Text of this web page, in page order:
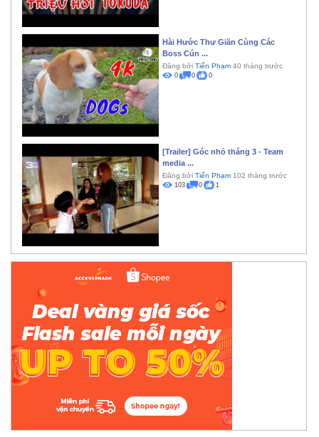
Hài Hước Thư Giãn Cùng Các
Boss Cún ...
Đăng bởi Tiến Phạm 40 tháng trước
0 0 0
[Trailer] Góc nhỏ tháng 3 - Team
media ...
Đăng bởi Tiến Phạm 102 tháng trước
103 0 1